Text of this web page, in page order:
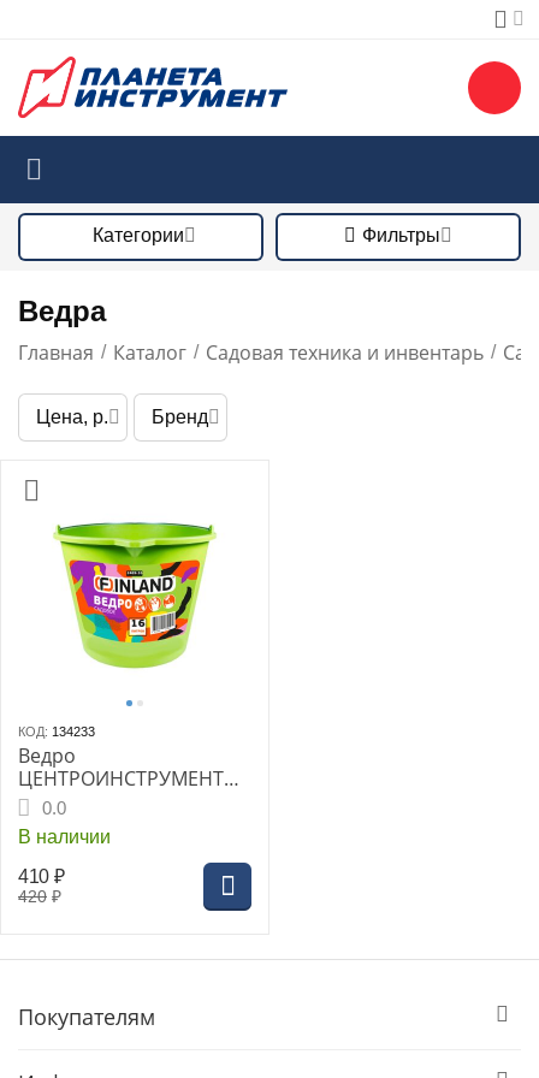
Категории Фильтры
Ведра
Главная / Каталог / Садовая техника и инвентарь /
Цена, р. Бренд
КОД: 134233
Ведро
ЦЕНТРОИНСТРУМЕНТ
FINLAND садовое 16 л,
пластиковое
0.0
В наличии
420 ₽
410 ₽
Покупателям